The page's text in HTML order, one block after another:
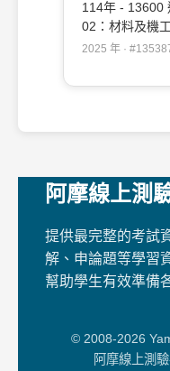
114年 - 13600
02：材料及機
50（2025/12/
2025 年 ·
阿摩線上測
提供最完整的考試
解、申論題等學習
幫助學生有效準備
© 2008-2026
阿摩線上測